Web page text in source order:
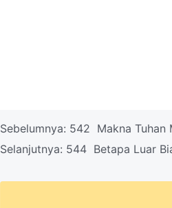
Sebelumnya: 542 Makna Tuhan
Selanjutnya: 544 Betapa Luar